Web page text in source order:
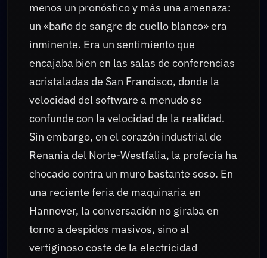
menos un pronóstico y más una amenaza:
un «baño de sangre de cuello blanco» era
inminente. Era un sentimiento que
encajaba bien en las salas de conferencias
acristaladas de San Francisco, donde la
velocidad del software a menudo se
confunde con la velocidad de la realidad.
Sin embargo, en el corazón industrial de
Renania del Norte-Westfalia, la profecía ha
chocado contra un muro bastante soso. En
una reciente feria de maquinaria en
Hannover, la conversación no giraba en
torno a despidos masivos, sino al
vertiginoso coste de la electricidad